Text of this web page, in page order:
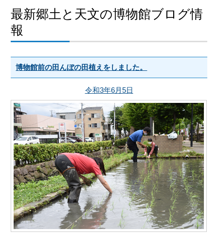
最新郷土と天文の博物館ブログ情
報
博物館前の田んぼの田植えをしました。
令和3年6月5日